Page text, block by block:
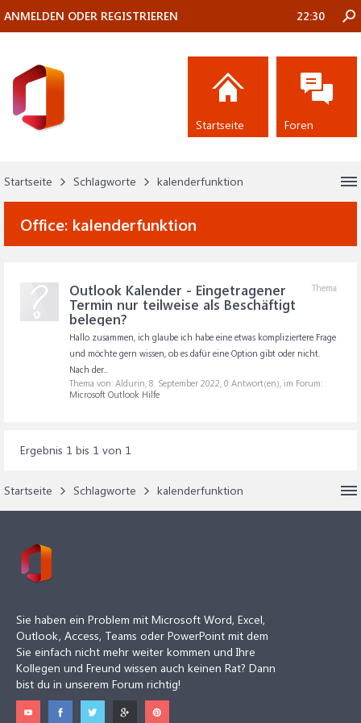
Startseite Schlagworte kalenderfunktion
Office: kalenderfunktion
Thema
Outlook Kalender - Eingetragener
Termin nur teilweise als Beschäftigt
belegen?
Hallo zusammen, ich glaube ich habe eine etwas kompliziertere Frage
und möchte gern wissen, ob es dafür eine Option gibt oder nicht.
Nach der...
Thema von: Aldurin, 8. September 2022, 0 Antwort(en), im Forum:
Microsoft Outlook Hilfe
Ergebnis 1 bis 1 von 1
Startseite Schlagworte kalenderfunktion
ANMELDEN ODER REGISTRIEREN 22:30
Startseite Foren
Sie haben ein Problem mit Microsoft Word, Excel,
Outlook, Access, Teams oder PowerPoint mit dem
Sie einfach nicht mehr weiter kommen und Ihre
Kollegen und Freund wissen auch keinen Rat? Dann
bist du in unserem Forum richtig!